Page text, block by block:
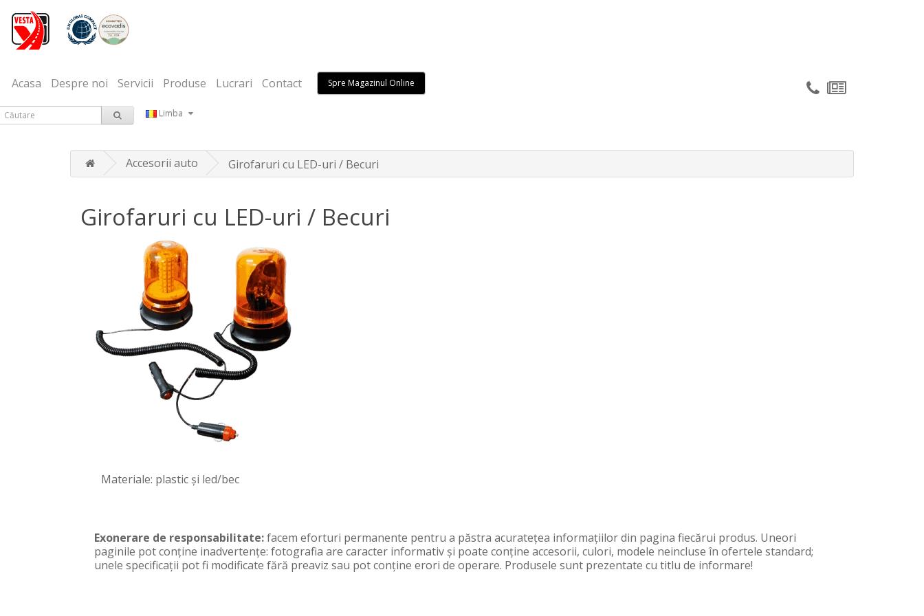
Acasa Despre noi Servicii Produse Lucrari Contact Spre Magazinul Online
Limba
Accesorii auto Girofaruri cu LED-uri / Becuri
Girofaruri cu LED-uri / Becuri
Materiale: plastic și led/bec
Exonerare de responsabilitate:facem eforturi permanente pentru a păstra acurateţea informaţiilor din pagina fiecărui produs. Uneori
paginile pot conţine inadvertenţe: fotografia are caracter informativ şi poate conţine accesorii, culori, modele neincluse în ofertele standard;
unele specificaţii pot fi modificate fără preaviz sau pot conţine erori de operare. Produsele sunt prezentate cu titlu de informare!